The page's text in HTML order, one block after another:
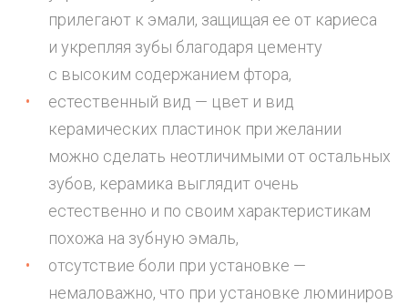
прилегают к эмали, защищая ее от кариеса
и укрепляя зубы благодаря цементу
с высоким содержанием фтора,
естественный вид — цвет и вид
керамических пластинок при желании
можно сделать неотличимыми от остальных
зубов, керамика выглядит очень
естественно и по своим характеристикам
похожа на зубную эмаль,
отсутствие боли при установке —
немаловажно, что при установке люминиров